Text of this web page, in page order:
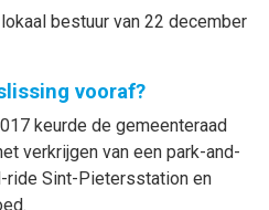
bestuur van 22 december
vooraf?
keurde de gemeenteraad
verkrijgen van een park-and-
ride Sint-Pietersstation en